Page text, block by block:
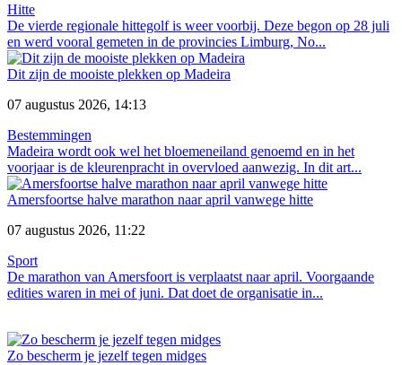
Hitte
De vierde regionale hittegolf is weer voorbij. Deze begon op 28 juli
en werd vooral gemeten in de provincies Limburg, No...
Dit zijn de mooiste plekken op Madeira
07 augustus 2026, 14:13
Bestemmingen
Madeira wordt ook wel het bloemeneiland genoemd en in het
voorjaar is de kleurenpracht in overvloed aanwezig. In dit art...
Amersfoortse halve marathon naar april vanwege hitte
07 augustus 2026, 11:22
Sport
De marathon van Amersfoort is verplaatst naar april. Voorgaande
edities waren in mei of juni. Dat doet de organisatie in...
Zo bescherm je jezelf tegen midges